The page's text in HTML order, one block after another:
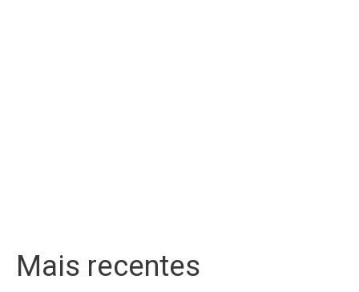
Mais recentes